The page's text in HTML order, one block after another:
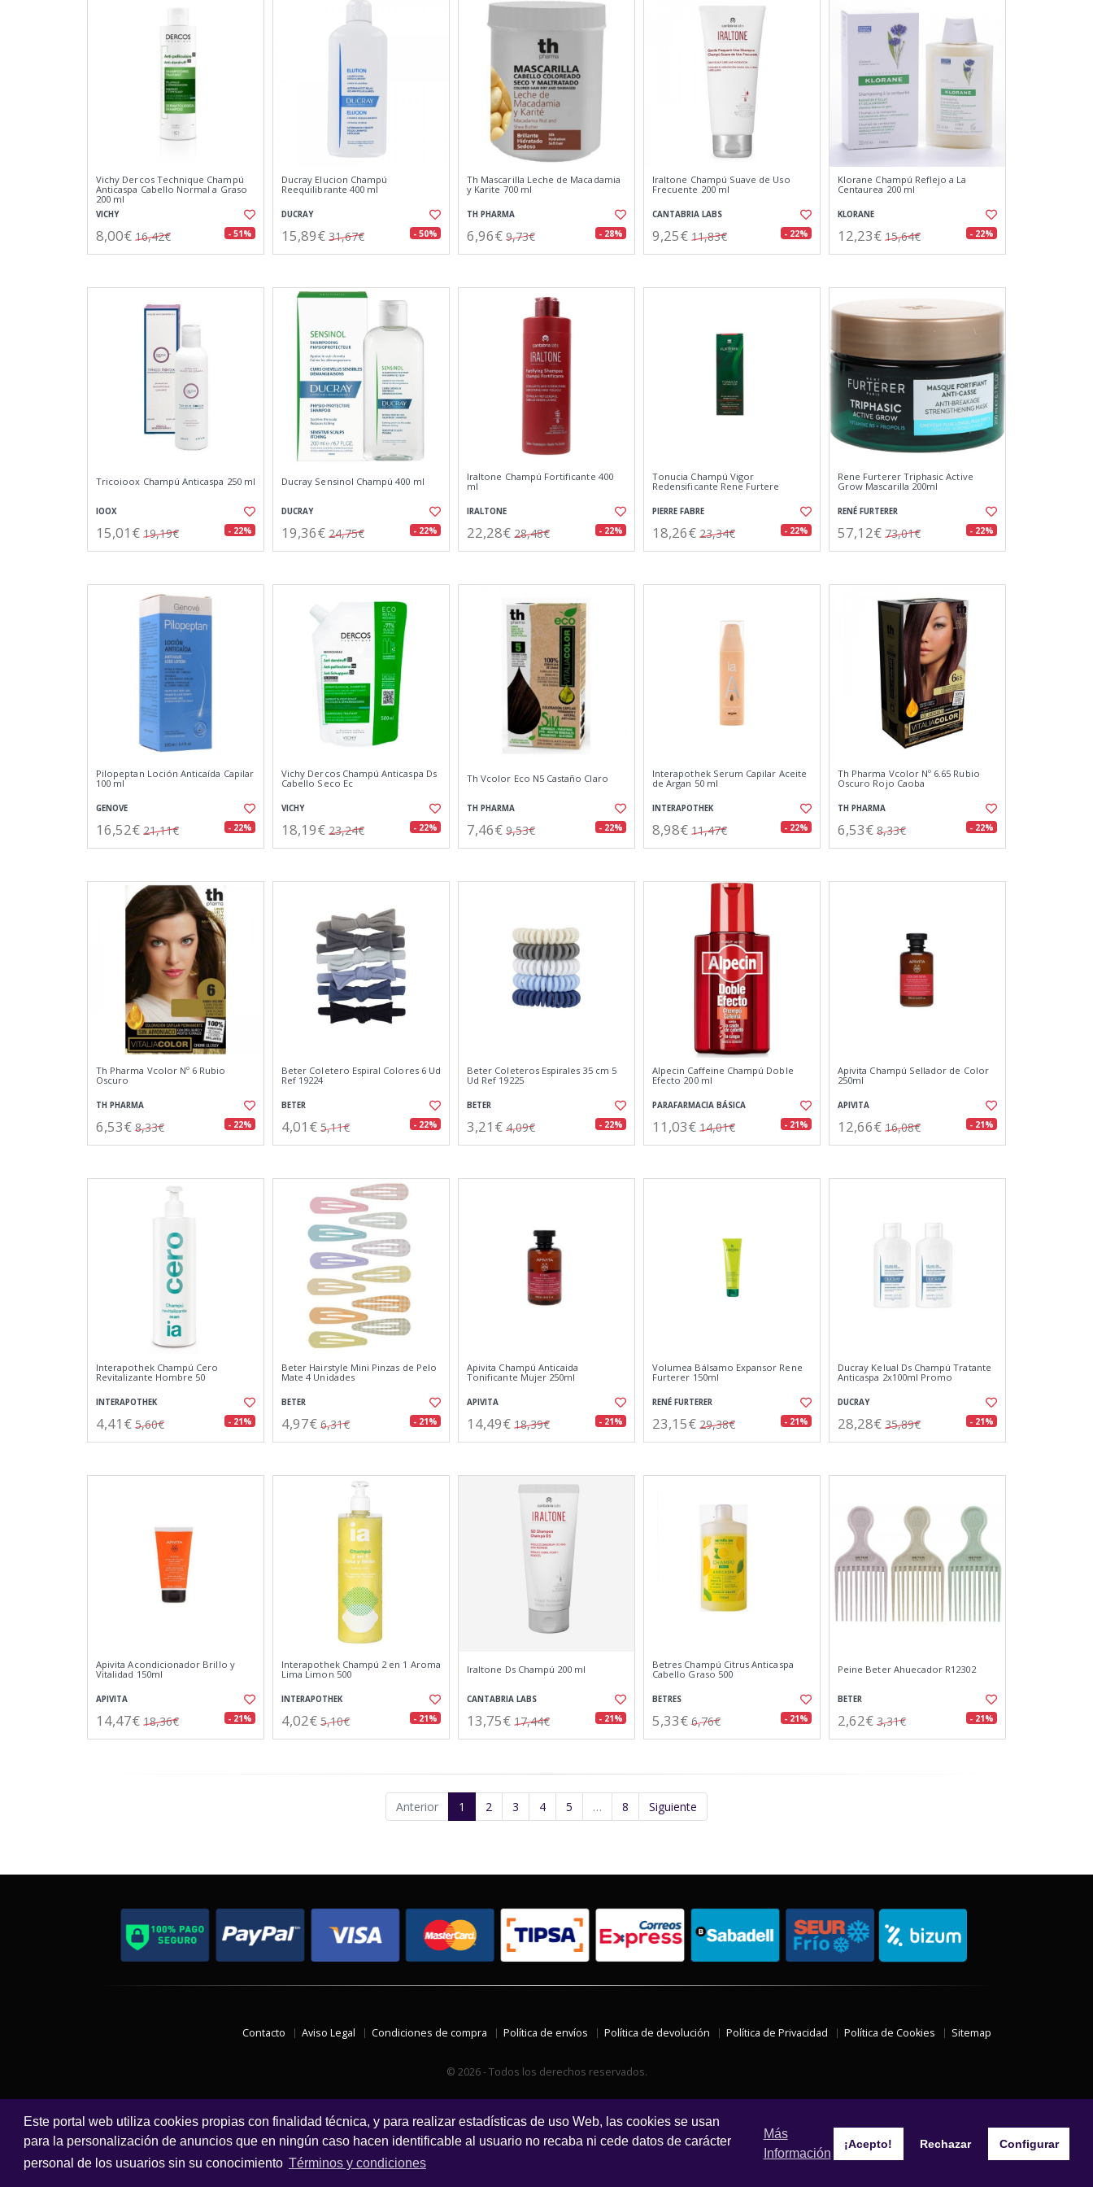
Este portal web utiliza cookies propias con finalidad técnica, y para realizar estadísticas de uso Web, las cookies se usan
para la personalización de anuncios que en ningún caso hacen identificable al usuario no recaba ni cede datos de carácter
personal de los usuarios sin su conocimiento Términos y condiciones
Más
Información
¡Acepto! Rechazar Configurar
Vichy Dercos Technique Champú
Anticaspa Cabello Normal a Graso
200 ml
VICHY
8,00€ 16,42€ - 51%
Ducray Elucion Champú
Reequilibrante 400 ml
DUCRAY
15,89€ 31,67€ - 50%
Th Mascarilla Leche de Macadamia
y Karite 700 ml
TH PHARMA
6,96€ 9,73€ - 28%
Iraltone Champú Suave de Uso
Frecuente 200 ml
CANTABRIA LABS
9,25€ 11,83€ - 22%
Klorane Champú Reflejo a La
Centaurea 200 ml
KLORANE
12,23€ 15,64€ - 22%
Tricoioox Champú Anticaspa 250 ml
IOOX
15,01€ 19,19€ - 22%
Ducray Sensinol Champú 400 ml
DUCRAY
19,36€ 24,75€ - 22%
Iraltone Champú Fortificante 400
ml
IRALTONE
22,28€ 28,48€ - 22%
Tonucia Champú Vigor
Redensificante Rene Furtere
PIERRE FABRE
18,26€ 23,34€ - 22%
Rene Furterer Triphasic Active
Grow Mascarilla 200ml
RENÉ FURTERER
57,12€ 73,01€ - 22%
Pilopeptan Loción Anticaída Capilar
100 ml
GENOVE
16,52€ 21,11€ - 22%
Vichy Dercos Champú Anticaspa Ds
Cabello Seco Ec
VICHY
18,19€ 23,24€ - 22%
Th Vcolor Eco N5 Castaño Claro
TH PHARMA
7,46€ 9,53€ - 22%
Interapothek Serum Capilar Aceite
de Argan 50 ml
INTERAPOTHEK
8,98€ 11,47€ - 22%
Th Pharma Vcolor Nº 6.65 Rubio
Oscuro Rojo Caoba
TH PHARMA
6,53€ 8,33€ - 22%
Th Pharma Vcolor Nº 6 Rubio
Oscuro
TH PHARMA
6,53€ 8,33€ - 22%
Beter Coletero Espiral Colores 6 Ud
Ref 19224
BETER
4,01€ 5,11€ - 22%
Beter Coleteros Espirales 35 cm 5
Ud Ref 19225
BETER
3,21€ 4,09€ - 22%
Alpecin Caffeine Champú Doble
Efecto 200 ml
PARAFARMACIA BÁSICA
11,03€ 14,01€ - 21%
Apivita Champú Sellador de Color
250ml
APIVITA
12,66€ 16,08€ - 21%
Interapothek Champú Cero
Revitalizante Hombre 50
INTERAPOTHEK
4,41€ 5,60€ - 21%
Beter Hairstyle Mini Pinzas de Pelo
Mate 4 Unidades
BETER
4,97€ 6,31€ - 21%
Apivita Champú Anticaida
Tonificante Mujer 250ml
APIVITA
14,49€ 18,39€ - 21%
Volumea Bálsamo Expansor Rene
Furterer 150ml
RENÉ FURTERER
23,15€ 29,38€ - 21%
Ducray Kelual Ds Champú Tratante
Anticaspa 2x100ml Promo
DUCRAY
28,28€ 35,89€ - 21%
Apivita Acondicionador Brillo y
Vitalidad 150ml
APIVITA
14,47€ 18,36€ - 21%
Interapothek Champú 2 en 1 Aroma
Lima Limon 500
INTERAPOTHEK
4,02€ 5,10€ - 21%
Iraltone Ds Champú 200 ml
CANTABRIA LABS
13,75€ 17,44€ - 21%
Betres Champú Citrus Anticaspa
Cabello Graso 500
BETRES
5,33€ 6,76€ - 21%
Peine Beter Ahuecador R12302
BETER
2,62€ 3,31€ - 21%
Anterior 1 2 3 4 5 … 8 Siguiente
Contacto Aviso Legal Condiciones de compra Política de envíos Política de devolución Política de Privacidad Política de Cookies Sitemap
© 2026 - Todos los derechos reservados.